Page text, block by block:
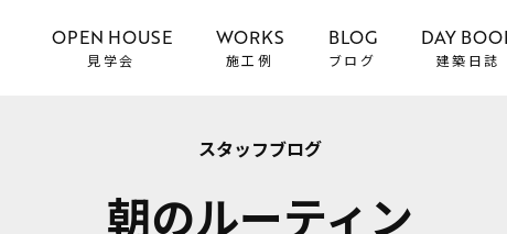
OPEN HOUSE
見学会
WORKS
施工例
BLOG
ブログ
DAY
建築日誌
スタッフブログ
朝のルーティン